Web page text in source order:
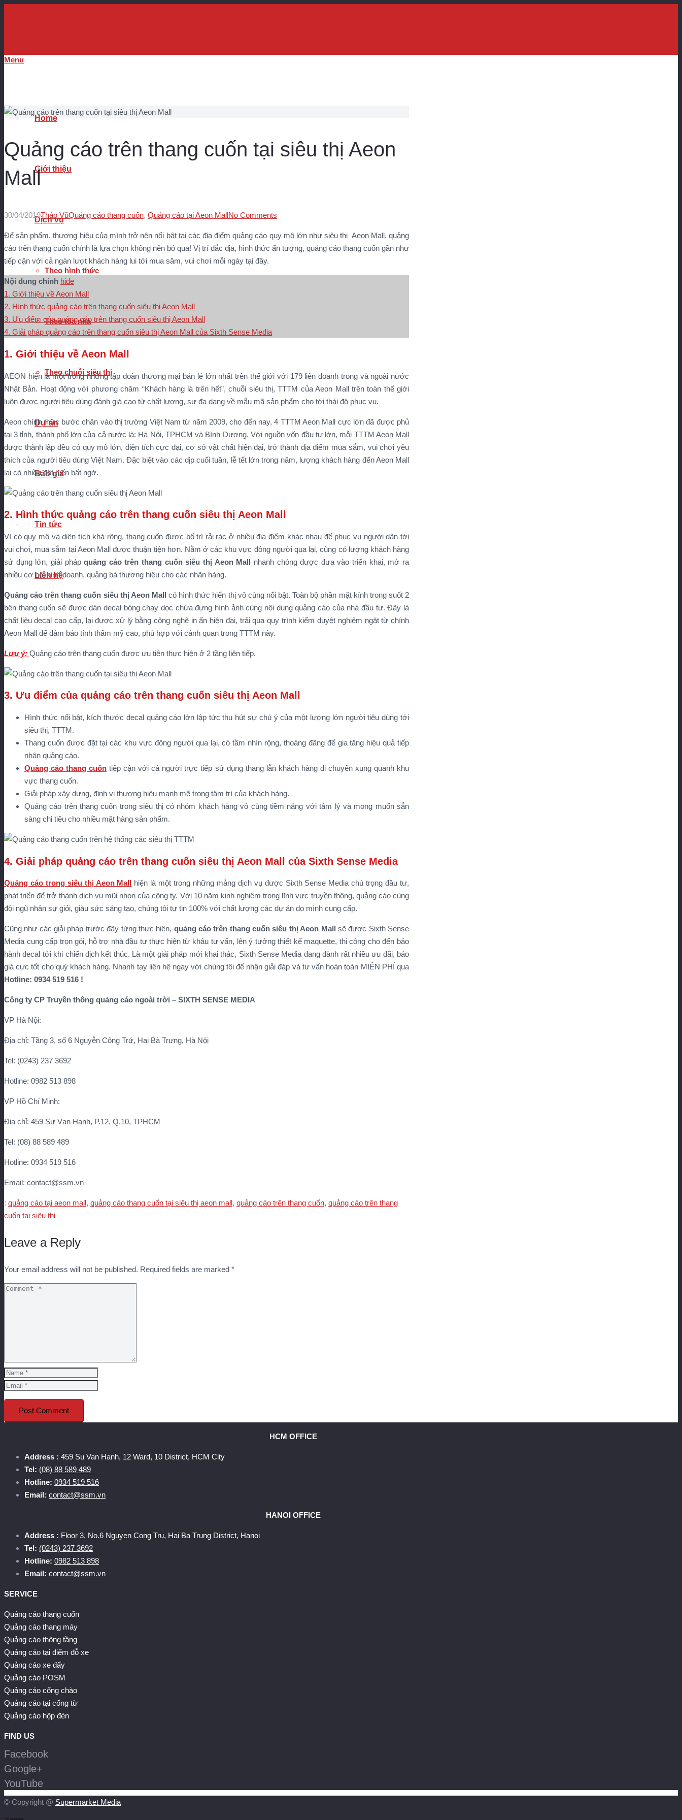
Menu
Home
Giới thiệu
Dịch vụ
Theo hình thức
Theo tòa nhà
Theo chuỗi siêu thị
Dự án
Báo giá
Tin tức
Liên hệ
Quảng cáo trên thang cuốn tại siêu thị Aeon
Mall
30/04/2019Thảo VũQuảng cáo thang cuốn, Quảng cáo tại Aeon MallNo Comments
Để sản phẩm, thương hiệu của mình trở nên nổi bật tại các địa điểm quảng cáo quy mô lớn như siêu thị Aeon Mall, quảng
cáo trên thang cuốn chính là lựa chọn không nên bỏ qua! Vị trí đắc địa, hình thức ấn tượng, quảng cáo thang cuốn gần như
tiếp cận với cả ngàn lượt khách hàng lui tới mua săm, vui chơi mỗi ngày tại đây.
Nội dung chính hide
1. Giới thiệu về Aeon Mall
2. Hình thức quảng cáo trên thang cuốn siêu thị Aeon Mall
3. Ưu điểm của quảng cáo trên thang cuốn siêu thị Aeon Mall
4. Giải pháp quảng cáo trên thang cuốn siêu thị Aeon Mall của Sixth Sense Media
1. Giới thiệu về Aeon Mall
AEON hiện là một trong những tập đoàn thương mại bán lẻ lớn nhất trên thế giới với 179 liên doanh trong và ngoài nước
Nhật Bản. Hoạt động với phương châm “Khách hàng là trên hết”, chuỗi siêu thị, TTTM của Aeon Mall trên toàn thế giới
luôn được người tiêu dùng đánh giá cao từ chất lượng, sự đa dạng về mẫu mã sản phẩm cho tới thái độ phục vụ.
Aeon chính thức bước chân vào thị trường Việt Nam từ năm 2009, cho đến nay, 4 TTTM Aeon Mall cực lớn đã được phủ
tại 3 tỉnh, thành phố lớn của cả nước là: Hà Nội, TPHCM và Bình Dương. Với nguồn vốn đầu tư lớn, mỗi TTTM Aeon Mall
được thành lập đều có quy mô lớn, diện tích cực đại, cơ sở vật chất hiện đại, trở thành địa điểm mua sắm, vui chơi yêu
thích của người tiêu dùng Việt Nam. Đặc biệt vào các dịp cuối tuần, lễ tết lớn trong năm, lượng khách hàng đến Aeon Mall
lại có nhiều đột biến bất ngờ.
2. Hình thức quảng cáo trên thang cuốn siêu thị Aeon Mall
Vì có quy mô và diện tích khá rộng, thang cuốn được bố trí rải rác ở nhiều địa điểm khác nhau để phục vụ người dân tới
vui chơi, mua sắm tại Aeon Mall được thuận tiện hơn. Nằm ở các khu vực đông người qua lại, cũng có lượng khách hàng
sử dụng lớn, giải phápquảng cáo trên thang cuốn siêu thị Aeon Mall nhanh chóng được đưa vào triển khai, mở ra
nhiều cơ hội kinh doanh, quảng bá thương hiệu cho các nhãn hàng.
Quảng cáo trên thang cuốn siêu thị Aeon Mallcó hình thức hiển thị vô cùng nổi bật. Toàn bộ phần mặt kính trong suốt 2
bên thang cuốn sẽ được dán decal bóng chạy dọc chứa đựng hình ảnh cùng nội dung quảng cáo của nhà đầu tư. Đây là
chất liệu decal cao cấp, lại được xử lý bằng công nghệ in ấn hiện đại, trải qua quy trình kiểm duyệt nghiêm ngặt từ chính
Aeon Mall để đảm bảo tính thẩm mỹ cao, phù hợp với cảnh quan trong TTTM này.
Lưu ý: Quảng cáo trên thang cuốn được ưu tiên thực hiện ở 2 tầng liên tiếp.
3. Ưu điểm của quảng cáo trên thang cuốn siêu thị Aeon Mall
Hình thức nổi bật, kích thước decal quảng cáo lớn lập tức thu hút sự chú ý của một lượng lớn người tiêu dùng tới
siêu thị, TTTM.
Thang cuốn được đặt tại các khu vực đông người qua lại, có tầm nhìn rộng, thoáng đãng để gia tăng hiệu quả tiếp
nhận quảng cáo.
Quảng cáo thang cuốn tiếp cận với cả người trực tiếp sử dụng thang lẫn khách hàng di chuyển xung quanh khu
vực thang cuốn.
Giải pháp xây dựng, định vị thương hiệu mạnh mẽ trong tâm trí của khách hàng.
Quảng cáo trên thang cuốn trong siêu thị có nhóm khách hàng vô cùng tiềm năng với tâm lý và mong muốn sẵn
sàng chi tiêu cho nhiều mặt hàng sản phẩm.
4. Giải pháp quảng cáo trên thang cuốn siêu thị Aeon Mall của Sixth Sense Media
Quảng cáo trong siêu thị Aeon Mall hiện là một trong những mảng dịch vụ được Sixth Sense Media chú trọng đầu tư,
phát triển để trở thành dịch vụ mũi nhọn của công ty. Với 10 năm kinh nghiệm trong lĩnh vực truyền thông, quảng cáo cùng
đội ngũ nhân sự giỏi, giàu sức sáng tạo, chúng tôi tự tin 100% với chất lượng các dự án do mình cung cấp.
Cũng như các giải pháp trước đây từng thực hiện, quảng cáo trên thang cuốn siêu thị Aeon Mall sẽ được Sixth Sense
Media cung cấp trọn gói, hỗ trợ nhà đầu tư thực hiện từ khâu tư vấn, lên ý tưởng thiết kế maquette, thi công cho đến bảo
hành decal tới khi chiến dịch kết thúc. Là một giải pháp mới khai thác, Sixth Sense Media đang dành rất nhiều ưu đãi, báo
giá cực tốt cho quý khách hàng. Nhanh tay liên hệ ngay với chúng tôi để nhận giải đáp và tư vấn hoàn toàn MIỄN PHÍ qua
Hotline: 0934 519 516 !
Công ty CP Truyền thông quảng cáo ngoài trời – SIXTH SENSE MEDIA
VP Hà Nội:
Địa chỉ: Tầng 3, số 6 Nguyễn Công Trứ, Hai Bà Trưng, Hà Nội
Tel: (0243) 237 3692
Hotline: 0982 513 898
VP Hồ Chí Minh:
Địa chỉ: 459 Sư Vạn Hạnh, P.12, Q.10, TPHCM
Tel: (08) 88 589 489
Hotline: 0934 519 516
Email: contact@ssm.vn
: quảng cáo tại aeon mall, quảng cáo thang cuốn tại siêu thị aeon mall, quảng cáo trên thang cuốn, quảng cáo trên thang
cuốn tại siêu thị
Leave a Reply
Your email address will not be published. Required fields are marked *
Post Comment
HCM OFFICE
Address : 459 Su Van Hanh, 12 Ward, 10 District, HCM City
Tel: (08) 88 589 489
Hotline: 0934 519 516
Email: contact@ssm.vn
HANOI OFFICE
Address : Floor 3, No.6 Nguyen Cong Tru, Hai Ba Trung District, Hanoi
Tel: (0243) 237 3692
Hotline: 0982 513 898
Email: contact@ssm.vn
SERVICE
Quảng cáo thang cuốn
Quảng cáo thang máy
Quảng cáo thông tầng
Quảng cáo tại điểm đỗ xe
Quảng cáo xe đẩy
Quảng cáo POSM
Quảng cáo cổng chào
Quảng cáo tại cổng từ
Quảng cáo hộp đèn
FIND US
Facebook
Google+
YouTube
© Copyright @ Supermarket Media